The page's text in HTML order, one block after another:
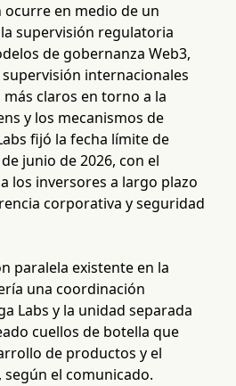
en medio de un
supervisión regulatoria
de gobernanza Web3,
internacionales
claros en torno a la
y los mecanismos de
fijó la fecha límite de
junio de 2026, con el
los inversores a largo plazo
corporativa y seguridad
paralela existente en la
una coordinación
Labs y la unidad separada
cuellos de botella que
de productos y el
el comunicado.